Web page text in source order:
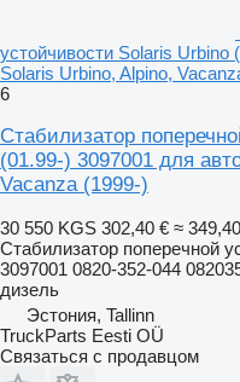
устойчивости Solaris Urbino
Solaris Urbino, Alpino,
6
Стабилизатор
(01.99-) 3097001 для
Vacanza (1999-)
30 550 KGS 302,40 € ≈
Стабилизатор поперечной
3097001 0820-352-044
дизель
Эстония, Tallinn
TruckParts Eesti OÜ
Связаться с продавцом